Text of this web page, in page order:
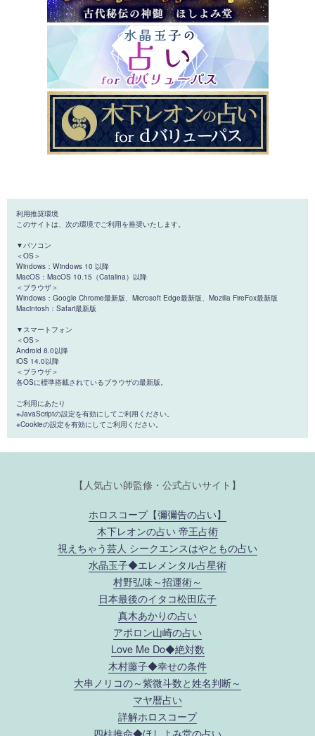
利用推奨環境
このサイトは、次の環境でご利用を推奨いたします。
▼パソコン
＜OS＞
Windows：Windows 10 以降
MacOS：MacOS 10.15（Catalina）以降
＜ブラウザ＞
Windows：Google Chrome最新版、Microsoft Edge最新版、Mozilla FireFox最新版
Macintosh：Safari最新版
▼スマートフォン
＜OS＞
Android 8.0以降
iOS 14.0以降
＜ブラウザ＞
各OSに標準搭載されているブラウザの最新版。
ご利用にあたり
※JavaScriptの設定を有効にしてご利用ください。
※Cookieの設定を有効にしてご利用ください。
【人気占い師監修・公式占いサイト】
ホロスコープ【彌彌告の占い】
木下レオンの占い 帝王占術
視えちゃう芸人 シークエンスはやともの占い
水晶玉子◆エレメンタル占星術
村野弘味～招運術～
日本最後のイタコ松田広子
真木あかりの占い
アポロン山崎の占い
Love Me Do◆絶対数
木村藤子◆幸せの条件
大串ノリコの～紫微斗数と姓名判断～
マヤ暦占い
詳解ホロスコープ
四柱推命◆ほしよみ堂の占い